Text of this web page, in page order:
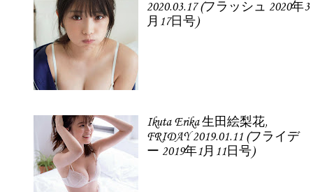
2020.03.17 (フラッシュ 2020年3
月17日号)
Ikuta Erika 生田絵梨花,
FRIDAY 2019.01.11 (フライデ
ー 2019年1月11日号)